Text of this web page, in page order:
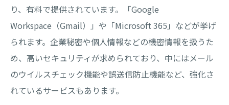
り、有料で提供されています。「Google
Workspace（Gmail）」や「Microsoft 365」などが挙げ
られます。企業秘密や個人情報などの機密情報を扱うた
め、高いセキュリティが求められており、中にはメール
のウイルスチェック機能や誤送信防止機能など、強化さ
れているサービスもあります。